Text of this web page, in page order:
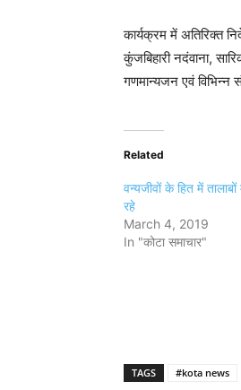
कार्यक्रम में अतिरिक्त
कुंजबिहारी नदंवाना,
गणमान्यजन एवं विभिन्न
Related
वन्यजीवों के हित में तालाबों
रहे
March 4, 2019
In "कोटा समाचार"
TAGS #kota news